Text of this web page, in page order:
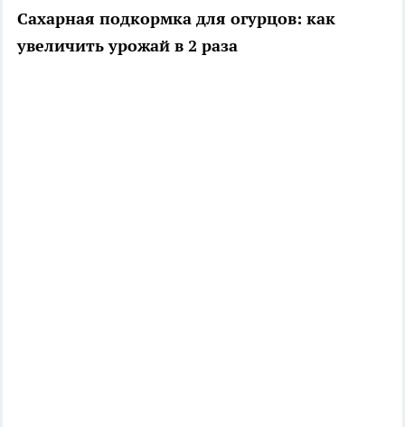
Сахарная подкормка для огурцов: как
увеличить урожай в 2 раза